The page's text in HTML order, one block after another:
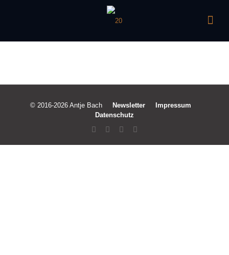
© 2016-2026 Antje Bach Newsletter
Impressum
Datenschutz